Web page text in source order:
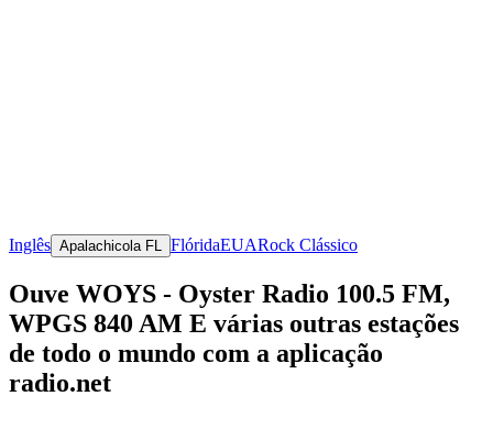
Inglês Apalachicola FL FlóridaEUARock Clássico
Ouve WOYS - Oyster Radio 100.5 FM,
WPGS 840 AM E várias outras estações
de todo o mundo com a aplicação
radio.net